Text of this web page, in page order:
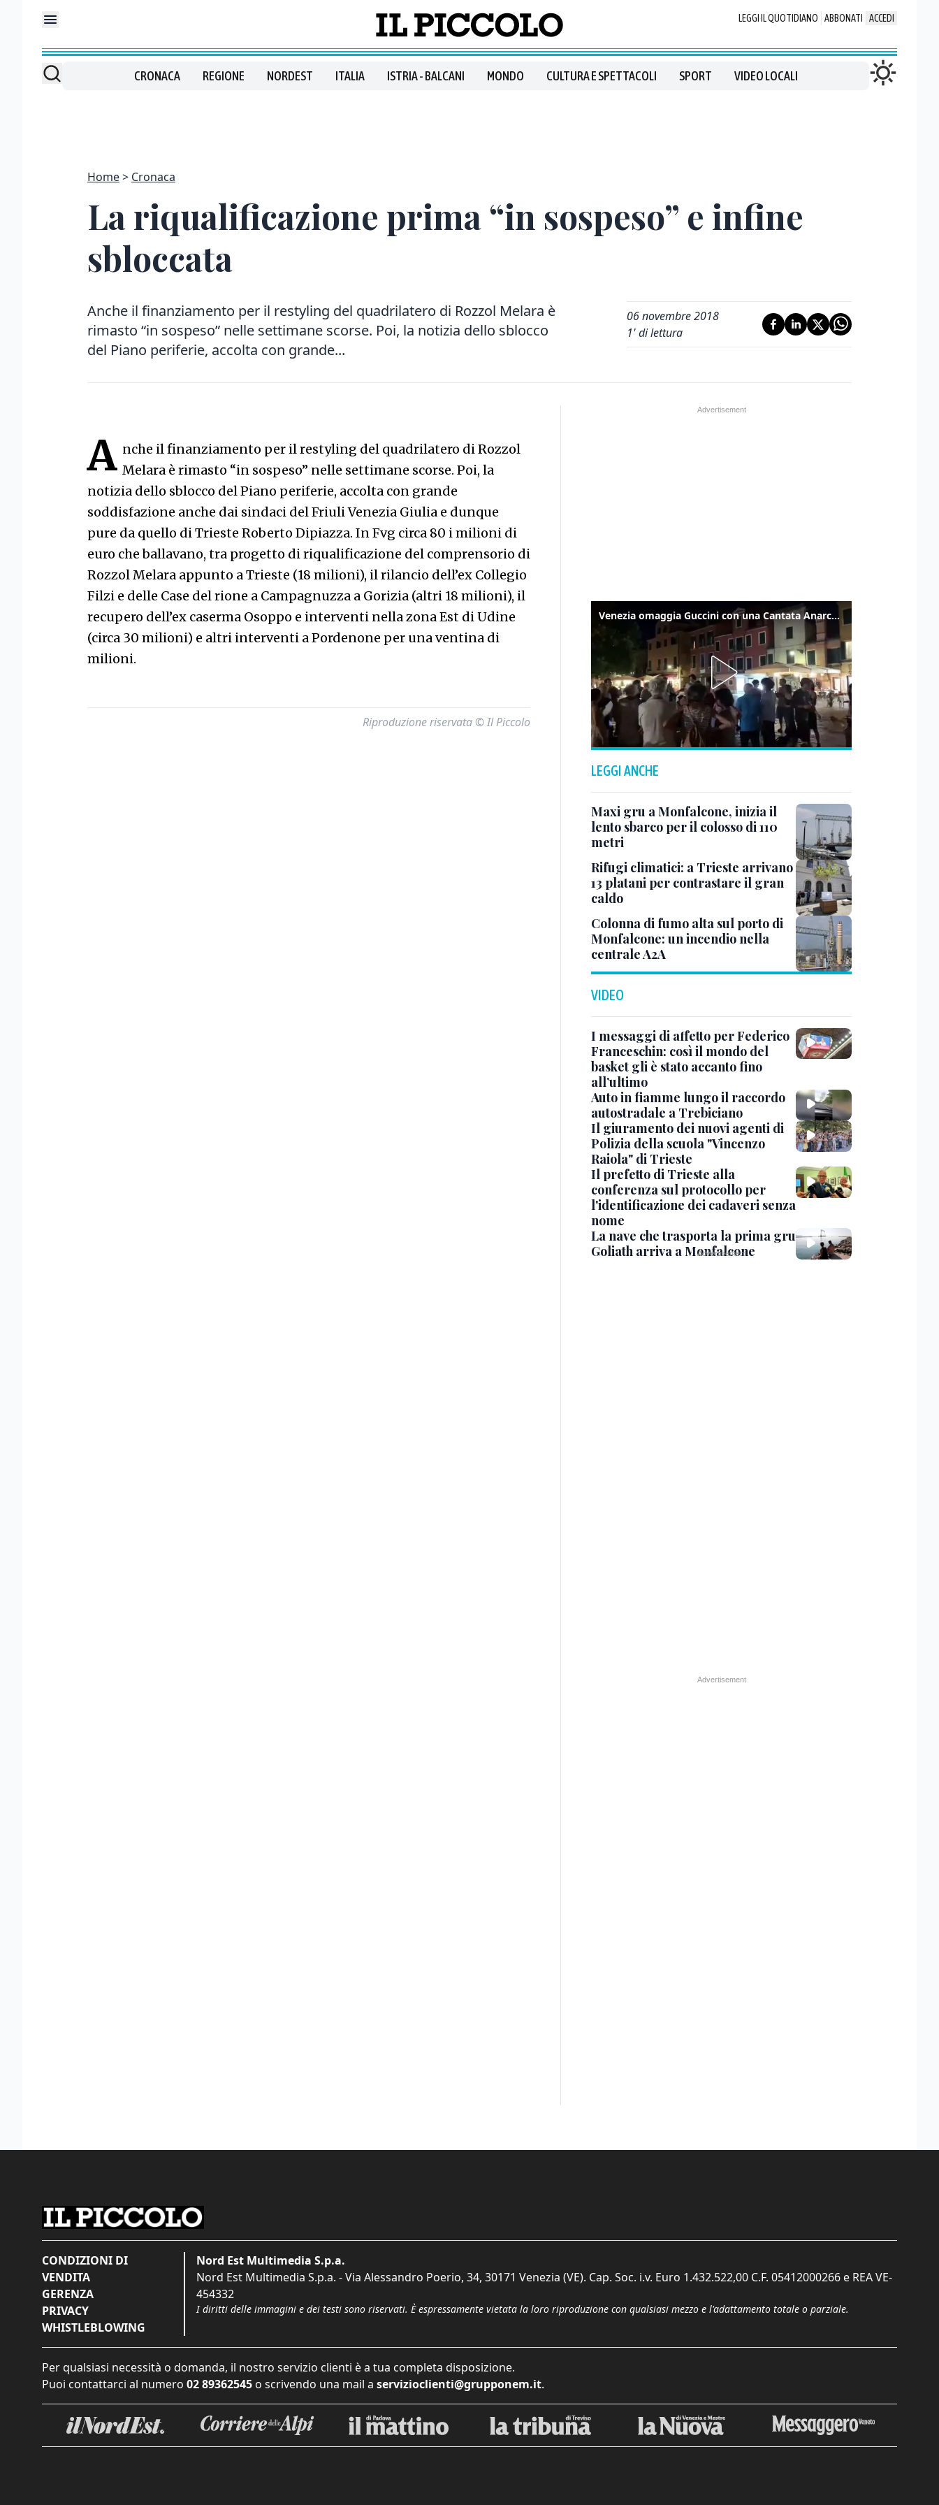
LEGGI IL QUOTIDIANO ABBONATI ACCEDI
CRONACA REGIONE NORDEST ITALIA ISTRIA - BALCANI MONDO CULTURA E SPETTACOLI SPORT VIDEO LOCALI
Home Cronaca
La riqualificazione prima “in sospeso” e infine
sbloccata
Anche il finanziamento per il restyling del quadrilatero di Rozzol Melara è
rimasto “in sospeso” nelle settimane scorse. Poi, la notizia dello sblocco
del Piano periferie, accolta con grande...
06 novembre 2018
1' di lettura
A nche il finanziamento per il restyling del quadrilatero di Rozzol
Melara è rimasto “in sospeso” nelle settimane scorse. Poi, la
notizia dello sblocco del Piano periferie, accolta con grande
soddisfazione anche dai sindaci del Friuli Venezia Giulia e dunque
pure da quello di Trieste Roberto Dipiazza. In Fvg circa 80 i milioni di
euro che ballavano, tra progetto di riqualificazione del comprensorio di
Rozzol Melara appunto a Trieste (18 milioni), il rilancio dell’ex Collegio
Filzi e delle Case del rione a Campagnuzza a Gorizia (altri 18 milioni), il
recupero dell’ex caserma Osoppo e interventi nella zona Est di Udine
(circa 30 milioni) e altri interventi a Pordenone per una ventina di
milioni.
Riproduzione riservata © Il Piccolo
Venezia omaggia Guccini con una Cantata Anarchica in campo Santa Margherita
LEGGI ANCHE
Maxi gru a Monfalcone, inizia il
lento sbarco per il colosso di 110
metri
Rifugi climatici: a Trieste arrivano
13 platani per contrastare il gran
caldo
Colonna di fumo alta sul porto di
Monfalcone: un incendio nella
centrale A2A
VIDEO
I messaggi di affetto per Federico
Franceschin: così il mondo del
basket gli è stato accanto fino
all’ultimo
Auto in fiamme lungo il raccordo
autostradale a Trebiciano
Il giuramento dei nuovi agenti di
Polizia della scuola "Vincenzo
Raiola" di Trieste
Il prefetto di Trieste alla
conferenza sul protocollo per
l'identificazione dei cadaveri senza
nome
La nave che trasporta la prima gru
Goliath arriva a Monfalcone
CONDIZIONI DI
VENDITA
GERENZA
PRIVACY
WHISTLEBLOWING
Nord Est Multimedia S.p.a.
Nord Est Multimedia S.p.a. - Via Alessandro Poerio, 34, 30171 Venezia (VE). Cap. Soc. i.v. Euro 1.432.522,00 C.F. 05412000266 e REA VE-
454332
I diritti delle immagini e dei testi sono riservati. È espressamente vietata la loro riproduzione con qualsiasi mezzo e l'adattamento totale o parziale.
Per qualsiasi necessità o domanda, il nostro servizio clienti è a tua completa disposizione.
Puoi contattarci al numero 02 89362545 o scrivendo una mail a servizioclienti@grupponem.it.